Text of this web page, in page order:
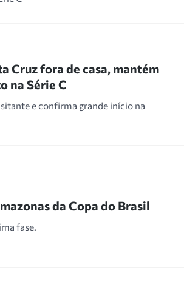
Cruz fora de casa, mantém
na Série C
e confirma grande início na
da Copa do Brasil
fase.